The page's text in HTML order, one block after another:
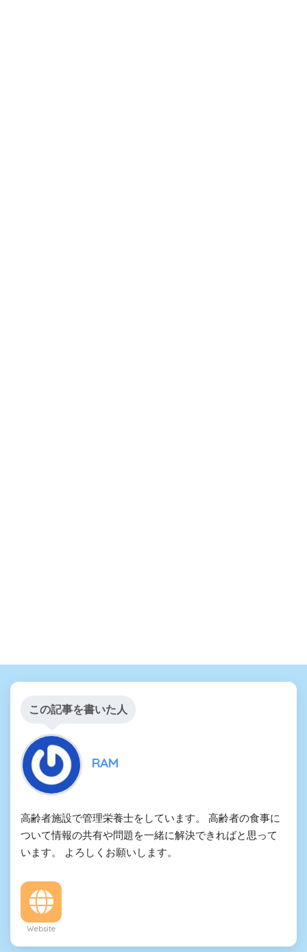
この記事を書いた人
RAM
高齢者施設で管理栄養士をしています。 高齢者の食事に
ついて情報の共有や問題を一緒に解決できればと思って
います。 よろしくお願いします。
Website